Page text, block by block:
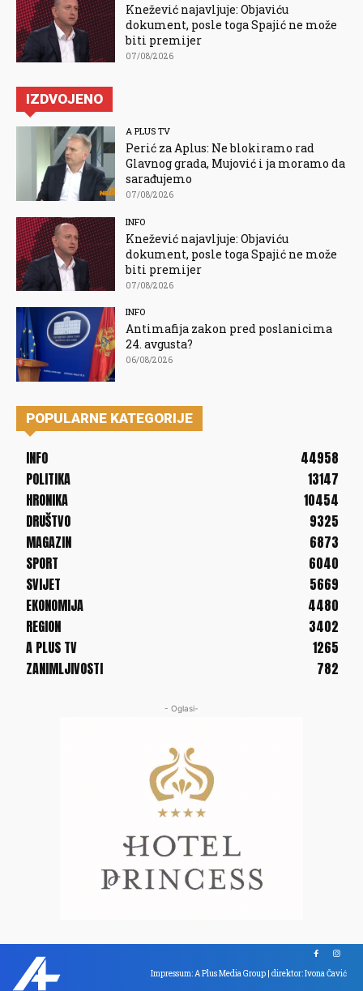
Knežević najavljuje: Objaviću
dokument, posle toga Spajić ne može
biti premijer
07/08/2026
IZDVOJENO
A PLUS TV
Perić za Aplus: Ne blokiramo rad
Glavnog grada, Mujović i ja moramo da
sarađujemo
07/08/2026
INFO
Knežević najavljuje: Objaviću
dokument, posle toga Spajić ne može
biti premijer
07/08/2026
INFO
Antimafija zakon pred poslanicima
24. avgusta?
06/08/2026
POPULARNE KATEGORIJE
INFO
44958
POLITIKA
13147
HRONIKA
10454
DRUŠTVO
9325
MAGAZIN
6873
SPORT
6040
SVIJET
5669
EKONOMIJA
4480
REGION
3402
A PLUS TV
1265
ZANIMLJIVOSTI
782
- Oglasi-
Impressum: A Plus Media Group | direktor: Ivona Čavić